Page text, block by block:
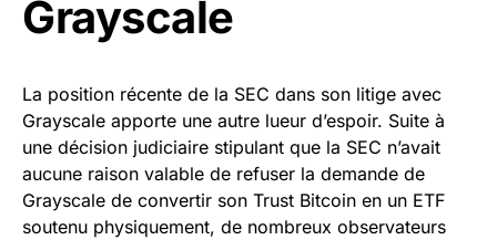
Grayscale
La position récente de la SEC dans son litige avec
Grayscale apporte une autre lueur d’espoir. Suite à
une décision judiciaire stipulant que la SEC n’avait
aucune raison valable de refuser la demande de
Grayscale de convertir son Trust Bitcoin en un ETF
soutenu physiquement, de nombreux observateurs